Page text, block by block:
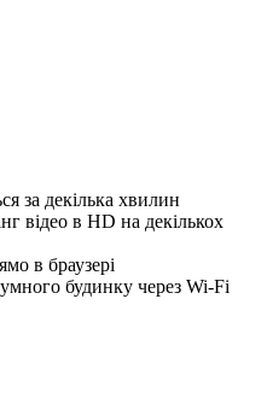
за декілька хвилин
відео в HD на декількох
в браузері
будинку через Wi-Fi